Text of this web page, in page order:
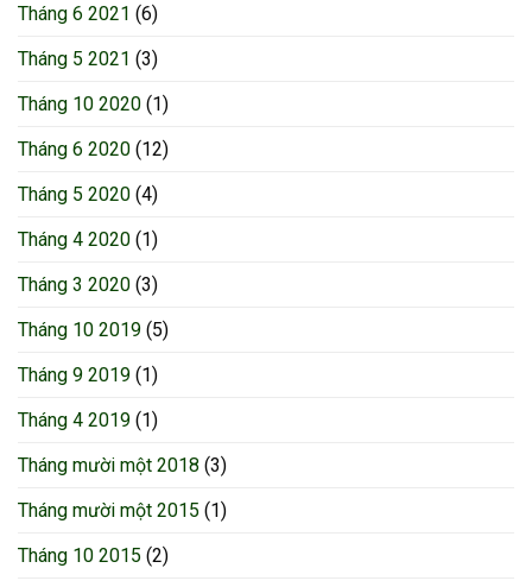
Tháng 6 2021 (6)
Tháng 5 2021 (3)
Tháng 10 2020 (1)
Tháng 6 2020 (12)
Tháng 5 2020 (4)
Tháng 4 2020 (1)
Tháng 3 2020 (3)
Tháng 10 2019 (5)
Tháng 9 2019 (1)
Tháng 4 2019 (1)
Tháng mười một 2018 (3)
Tháng mười một 2015 (1)
Tháng 10 2015 (2)